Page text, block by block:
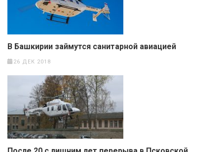
В Башкирии займутся санитарной авиацией
26 ДЕК 2018